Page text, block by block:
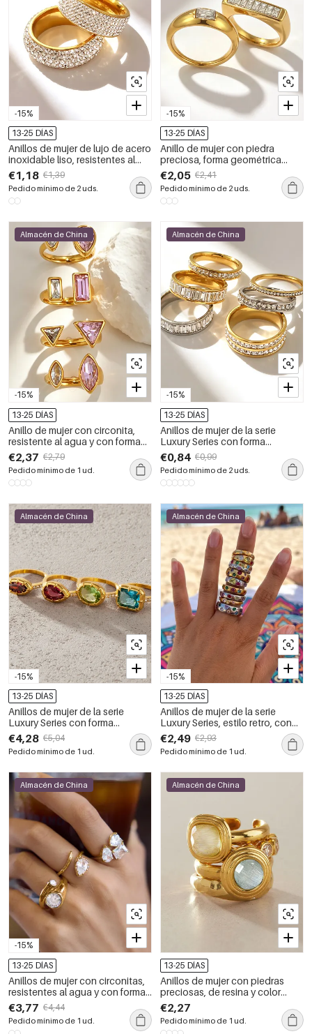
-15%
13-25 DÍAS
Anillos de mujer de lujo de acero
inoxidable liso, resistentes al
agua y con diamantes de
imitación color oro.
€1,18 €1,39
Pedido mínimo de 2 uds.
-15%
13-25 DÍAS
Anillo de mujer con piedra
preciosa, forma geométrica
simple, acero inoxidable,
resistente al agua, color dorado
y circonita.
€2,05 €2,41
Pedido mínimo de 2 uds.
-15%
Almacén de China
13-25 DÍAS
Anillo de mujer con circonita,
resistente al agua y con forma
geométrica simple, de acero
inoxidable y color dorado.
€2,37 €2,79
Pedido mínimo de 1 ud.
-15%
Almacén de China
13-25 DÍAS
Anillos de mujer de la serie
Luxury Series con forma
geométrica simple, de acero
inoxidable, resistentes al agua y
con diamantes de imitación
color dorado.
€0,84 €0,99
Pedido mínimo de 2 uds.
-15%
Almacén de China
13-25 DÍAS
Anillos de mujer de la serie
Luxury Series con forma
geométrica dulce, de acero
inoxidable, resistentes al agua y
con circonitas color oro.
€4,28 €5,04
Pedido mínimo de 1 ud.
-15%
Almacén de China
13-25 DÍAS
Anillos de mujer de la serie
Luxury Series, estilo retro, con
forma irregular, de acero
inoxidable, resistentes al agua y
con circonitas color oro.
€2,49 €2,93
Pedido mínimo de 1 ud.
-15%
Almacén de China
13-25 DÍAS
Anillos de mujer con circonitas,
resistentes al agua y con forma
geométrica, de acero inoxidable
y color dorado.
€3,77 €4,44
Pedido mínimo de 1 ud.
Almacén de China
13-25 DÍAS
Anillos de mujer con piedras
preciosas, de resina y color
dorado, con forma geométrica.
€2,27
Pedido mínimo de 1 ud.